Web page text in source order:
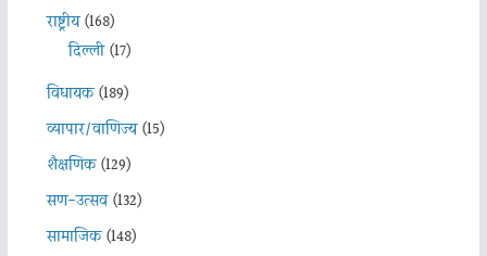
राष्ट्रीय(168)
दिल्ली(17)
विधायक(189)
व्यापार/वाणिज्य(15)
शैक्षणिक(129)
सण-उत्सव(132)
सामाजिक(148)